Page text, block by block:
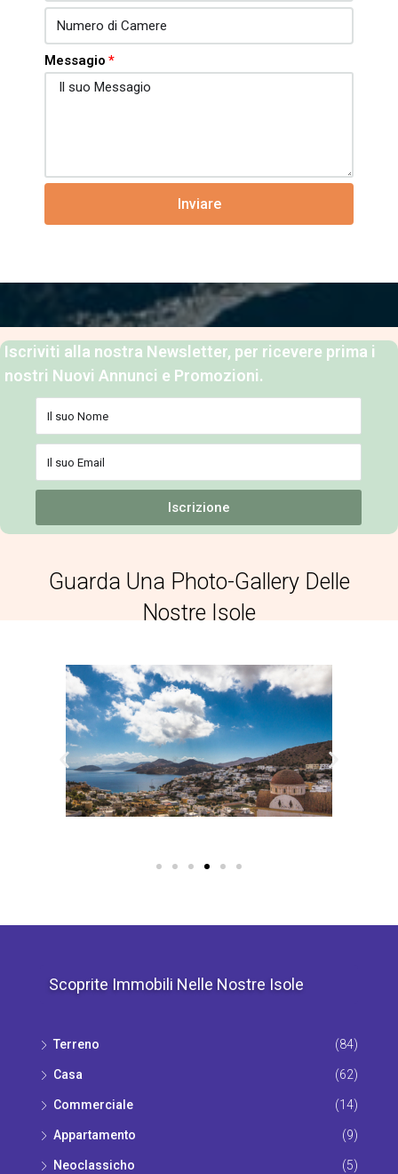
Messagio
Inviare
Iscriviti alla nostra Newsletter, per ricevere prima i
nostri Nuovi Annunci e Promozioni.
Iscrizione
Guarda Una Photo-Gallery Delle
Nostre Isole
Scoprite Immobili Nelle Nostre Isole
Terrenο (84)
Casa (62)
Commerciale (14)
Appartamento (9)
Νeoclassicho (5)